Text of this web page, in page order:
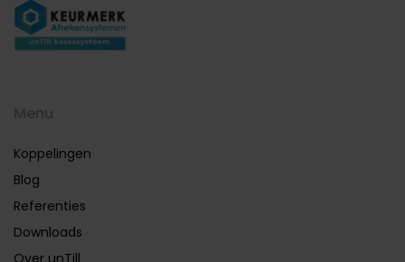
Koppelingen
Blog
Referenties
Downloads
Over unTill